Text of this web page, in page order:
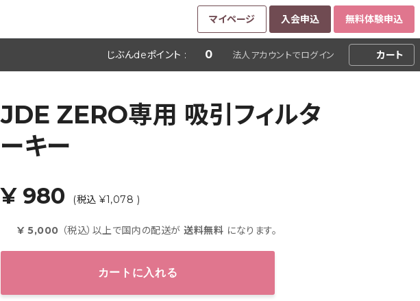
マイページ 入会申込 無料体験申込
じぶんdeポイント : 0 法人 アカウントでログイン カート
JDE ZERO専用 吸引フィルタ
ーキー
¥ 980 (税込 ¥1,078 )
¥ 5,000 （税込）以上で国内の配送が送料無料 になります。
カートに入れる